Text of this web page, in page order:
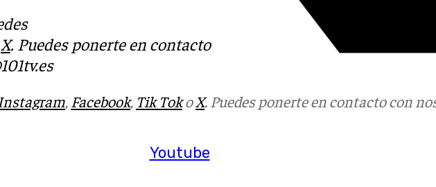
Youtube
X. Puedes ponerte en contacto
Instagram, Facebook, Tik TokoX. Puedes ponerte en contacto con